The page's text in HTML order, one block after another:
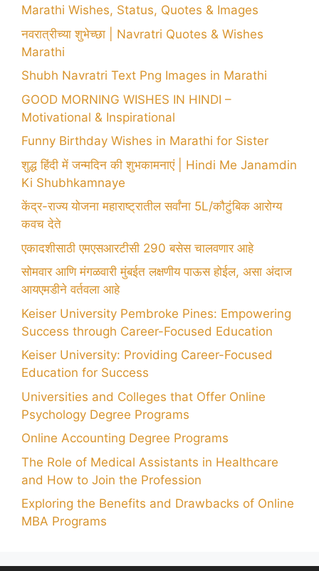
Marathi Wishes, Status, Quotes & Images
नवरात्रीच्या शुभेच्छा | Navratri Quotes & Wishes
Marathi
Shubh Navratri Text Png Images in Marathi
GOOD MORNING WISHES IN HINDI –
Motivational & Inspirational
Funny Birthday Wishes in Marathi for Sister
शुद्ध हिंदी में जन्मदिन की शुभकामनाएं | Hindi Me Janamdin
Ki Shubhkamnaye
केंद्र-राज्य योजना महाराष्ट्रातील सर्वांना 5L/कौटुंबिक आरोग्य
कवच देते
एकादशीसाठी एमएसआरटीसी 290 बसेस चालवणार आहे
सोमवार आणि मंगळवारी मुंबईत लक्षणीय पाऊस होईल, असा अंदाज
आयएमडीने वर्तवला आहे
Keiser University Pembroke Pines: Empowering
Success through Career-Focused Education
Keiser University: Providing Career-Focused
Education for Success
Universities and Colleges that Offer Online
Psychology Degree Programs
Online Accounting Degree Programs
The Role of Medical Assistants in Healthcare
and How to Join the Profession
Exploring the Benefits and Drawbacks of Online
MBA Programs